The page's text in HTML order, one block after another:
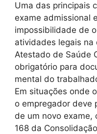
Uma das principais
exame admissional
impossibilidade de
atividades legais na
Atestado de Saúde
obrigatório para
mental do
Em situações onde
o empregador deve
de um novo exame,
168 da